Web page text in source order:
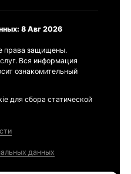
8 Авг 2026
права защищены.
Вся информация
ознакомительный
для сбора статической
данных